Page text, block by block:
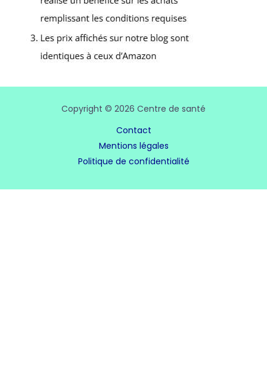
Copyright © 2026 Centre de santé
Contact
Mentions légales
Politique de confidentialité